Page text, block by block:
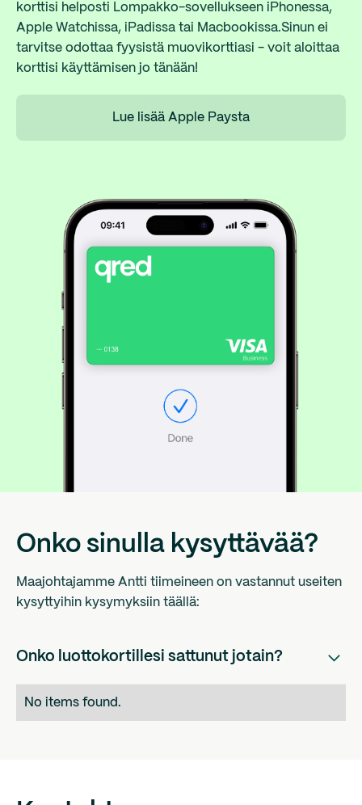
korttisi helposti Lompakko-sovellukseen iPhonessa,
Apple Watchissa, iPadissa tai Macbookissa.Sinun ei
tarvitse odottaa fyysistä muovikorttiasi - voit aloittaa
korttisi käyttämisen jo tänään!
Lue lisää Apple Paysta
Onko sinulla kysyttävää?
Maajohtajamme Antti tiimeineen on vastannut useiten
kysyttyihin kysymyksiin täällä:
Onko luottokortillesi sattunut jotain?
No items found.